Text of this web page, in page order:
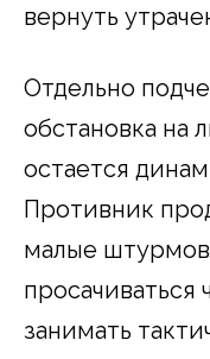
вернуть
Отдельно
обстановка на
остается
Противник
малые
просачиваться
занимать